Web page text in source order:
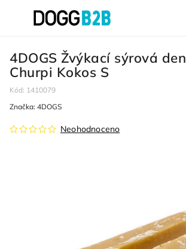
4DOGS Žvýkací sýrová
Churpi Kokos S
Kód: 1410079
Neohodnoceno
Značka: 4DOGS